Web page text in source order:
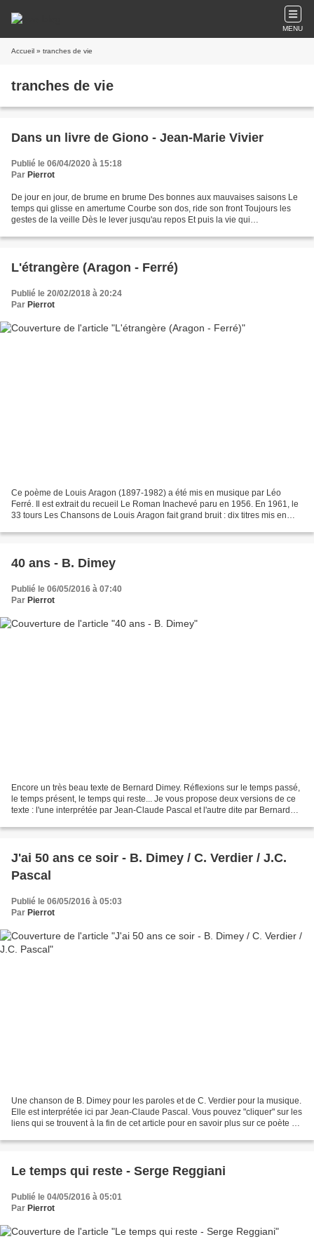
MENU
Accueil » tranches de vie
tranches de vie
Dans un livre de Giono - Jean-Marie Vivier
Publié le 06/04/2020 à 15:18
Par Pierrot
De jour en jour, de brume en brume Des bonnes aux mauvaises saisons Le
temps qui glisse en amertume Courbe son dos, ride son front Toujours les
gestes de la veille Dès le lever jusqu'au repos Et puis la vie qui
L'étrangère (Aragon - Ferré)
Publié le 20/02/2018 à 20:24
Par Pierrot
Ce poème de Louis Aragon (1897-1982) a été mis en musique par Léo
Ferré. Il est extrait du recueil Le Roman Inachevé paru en 1956. En 1961, le
33 tours Les Chansons de Louis Aragon fait grand bruit : dix titres mis en
40 ans - B. Dimey
Publié le 06/05/2016 à 07:40
Par Pierrot
Encore un très beau texte de Bernard Dimey. Réflexions sur le temps passé,
le temps présent, le temps qui reste... Je vous propose deux versions de ce
texte : l'une interprétée par Jean-Claude Pascal et l'autre dite par Bernard
J'ai 50 ans ce soir - B. Dimey / C. Verdier / J.C.
Pascal
Publié le 06/05/2016 à 05:03
Par Pierrot
Une chanson de B. Dimey pour les paroles et de C. Verdier pour la musique.
Elle est interprétée ici par Jean-Claude Pascal. Vous pouvez "cliquer" sur les
liens qui se trouvent à la fin de cet article pour en savoir plus sur ce poète et
Le temps qui reste - Serge Reggiani
Publié le 04/05/2016 à 05:01
Par Pierrot